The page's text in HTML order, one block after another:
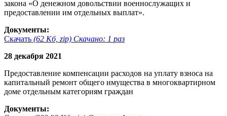
закона «О денежном довольствии военнослужащих и
предоставлении им отдельных выплат».
Документы:
Скачать (62 Кб, zip) Скачано: 1 раз
28 декабря 2021
Предоставление компенсации расходов на уплату взноса на
капитальный ремонт общего имущества в многоквартирном
доме отдельным категориям граждан
Документы: